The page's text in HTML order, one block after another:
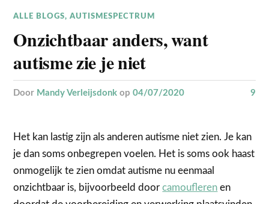
ALLE BLOGS,AUTISMESPECTRUM
Onzichtbaar anders, want
autisme zie je niet
door Mandy Verleijsdonk op04/07/2020 9
Het kan lastig zijn als anderen autisme niet zien. Je kan
je dan soms onbegrepen voelen. Het is soms ook haast
onmogelijk te zien omdat autisme nu eenmaal
onzichtbaar is, bijvoorbeeld doorcamoufleren en